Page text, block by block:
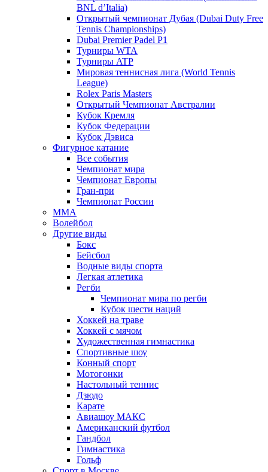
BNL d’Italia)
Открытый чемпионат Дубая (Dubai Duty Free
Tennis Championships)
Dubai Premier Padel P1
Турниры WTA
Турниры ATP
Мировая теннисная лига (World Tennis
League)
Rolex Paris Masters
Открытый Чемпионат Австралии
Кубок Кремля
Кубок Федерации
Кубок Дэвиса
Фигурное катание
Все события
Чемпионат мира
Чемпионат Европы
Гран-при
Чемпионат России
MMA
Волейбол
Другие виды
Бокс
Бейсбол
Водные виды спорта
Легкая атлетика
Регби
Чемпионат мира по регби
Кубок шести наций
Хоккей на траве
Хоккей с мячом
Художественная гимнастика
Спортивные шоу
Конный спорт
Мотогонки
Настольный теннис
Дзюдо
Карате
Авиашоу МАКС
Американский футбол
Гандбол
Гимнастика
Гольф